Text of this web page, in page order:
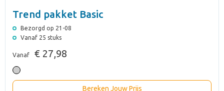
Trend pakket Basic
Bezorgd op 21-08
Vanaf 25 stuks
Vanaf € 27,98
Bereken Jouw Prijs